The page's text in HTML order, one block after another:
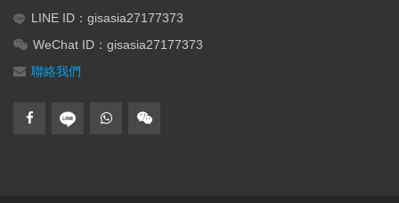
LINE ID：gisasia27177373
WeChat ID：gisasia27177373
聯絡我們